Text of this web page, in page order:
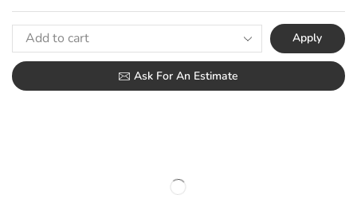
Apply
Ask For An Estimate